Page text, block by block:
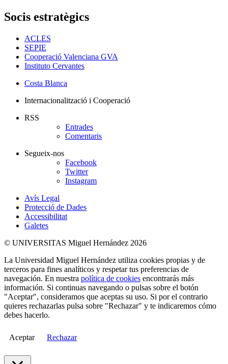
Socis estratègics
ACLES
SEPIE
Cooperació Valenciana GVA
Instituto Cervantes
Costa Blanca
Internacionalització i Cooperació
RSS
Entrades
Comentaris
Segueix-nos
Facebook
Twitter
Instagram
Avís Legal
Protecció de Dades
Accessibilitat
Galetes
© UNIVERSITAS Miguel Hernández 2026
La Universidad Miguel Hernández utiliza cookies propias y de
terceros para fines analíticos y respetar tus preferencias de
navegación. En nuestra política de cookies encontrarás más
información. Si continuas navegando o pulsas sobre el botón
"Aceptar", consideramos que aceptas su uso. Si por el contrario
quieres rechazarlas pulsa sobre "Rechazar" y te indicaremos cómo
debes hacerlo.
Aceptar Rechazar